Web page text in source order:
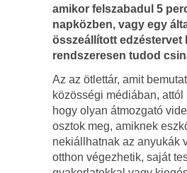
amikor felszabadul 5
napközben, vagy egy
összeállított edzéstervet
rendszeresen tudod
Az az ötlettár, amit
közösségi médiában, attól
hogy olyan átmozgató
osztok meg, amiknek
nekiállhatnak az anyukák
otthon végezhetik, saját